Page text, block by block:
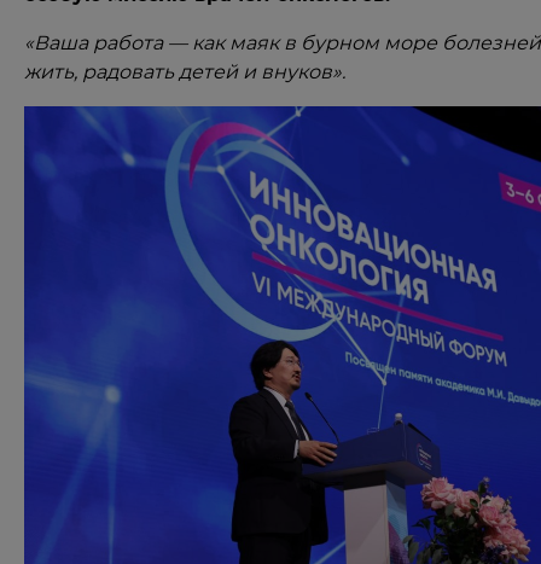
«Ваша работа — как маяк в бурном море
жить, радовать детей и внуков».